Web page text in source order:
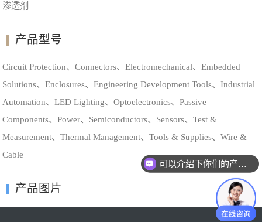
渗透剂
产品型号
Circuit Protection、Connectors、Electromechanical、Embedded
Solutions、Enclosures、Engineering Development Tools、Industrial
Automation、LED Lighting、Optoelectronics、Passive
Components、Power、Semiconductors、Sensors、Test &
Measurement、Thermal Management、Tools & Supplies、Wire &
Cable
产品图片
可以介绍下你们的产品么